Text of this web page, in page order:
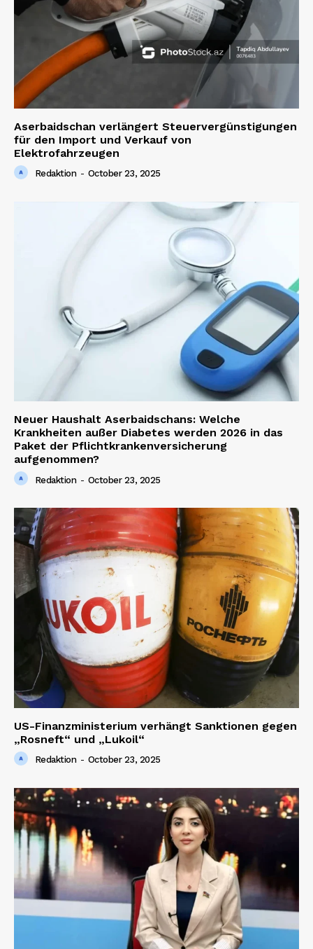
Company
Contact us
Aserbaidschan verlängert Steuervergünstigungen
für den Import und Verkauf von
Elektrofahrzeugen
Redaktion - October 23, 2025
Neuer Haushalt Aserbaidschans: Welche
Krankheiten außer Diabetes werden 2026 in das
Paket der Pflichtkrankenversicherung
aufgenommen?
Redaktion - October 23, 2025
US-Finanzministerium verhängt Sanktionen gegen
„Rosneft“ und „Lukoil“
Redaktion - October 23, 2025